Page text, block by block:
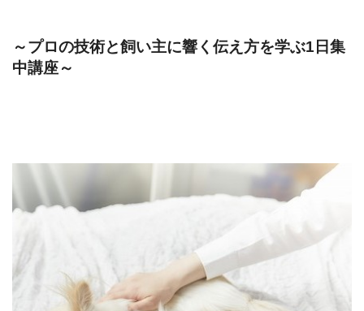
～プロの技術と飼い主に響く伝え方を学ぶ1日集
中講座～